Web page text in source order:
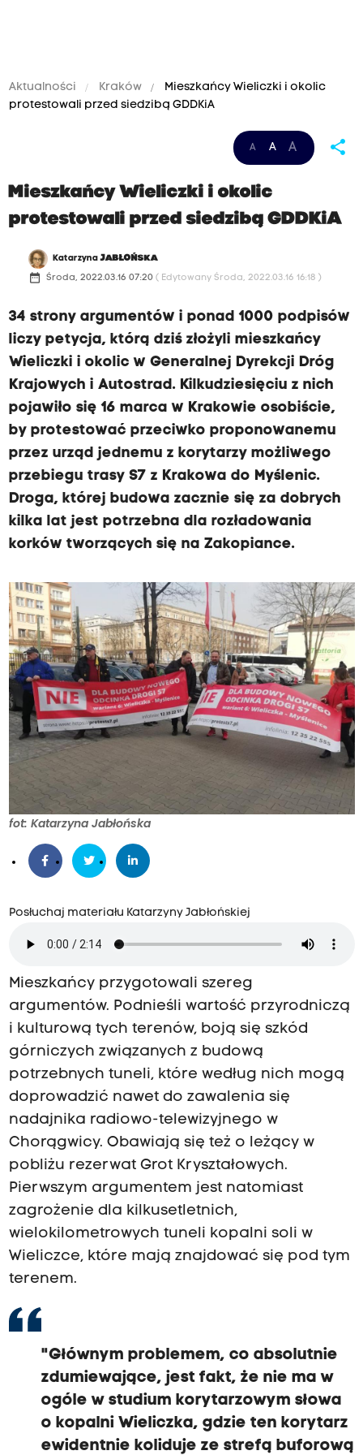
Aktualności Kraków
Mieszkańcy Wieliczki i okolic
protestowali przed siedzibą GDDKiA
A A A share
Mieszkańcy Wieliczki i okolic
protestowali przed siedzibą GDDKiA
KatarzynaJABŁOŃSKA
date_range Środa, 2022.03.16 07:20 ( Edytowany Środa, 2022.03.16 16:18 )
34 strony argumentów i ponad 1000 podpisów
liczy petycja, którą dziś złożyli mieszkańcy
Wieliczki i okolic w Generalnej Dyrekcji Dróg
Krajowych i Autostrad. Kilkudziesięciu z nich
pojawiło się 16 marca w Krakowie osobiście,
by protestować przeciwko proponowanemu
przez urząd jednemu z korytarzy możliwego
przebiegu trasy S7 z Krakowa do Myślenic.
Droga, której budowa zacznie się za dobrych
kilka lat jest potrzebna dla rozładowania
korków tworzących się na Zakopiance.
fot: Katarzyna Jabłońska
Posłuchaj materiału Katarzyny Jabłońskiej
Mieszkańcy przygotowali szereg
argumentów. Podnieśli wartość przyrodniczą
i kulturową tych terenów, boją się szkód
górniczych związanych z budową
potrzebnych tuneli, które według nich mogą
doprowadzić nawet do zawalenia się
nadajnika radiowo-telewizyjnego w
Chorągwicy. Obawiają się też o leżący w
pobliżu rezerwat Grot Kryształowych.
Pierwszym argumentem jest natomiast
zagrożenie dla kilkusetletnich,
wielokilometrowych tuneli kopalni soli w
Wieliczce, które mają znajdować się pod tym
terenem.
"Głównym problemem, co absolutnie
zdumiewające, jest fakt, że nie ma w
ogóle w studium korytarzowym słowa
o kopalni Wieliczka, gdzie ten korytarz
ewidentnie koliduje ze strefą buforową